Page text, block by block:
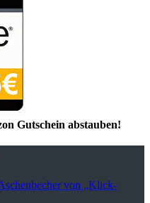
Gutschein abstauben!
von „Klick-